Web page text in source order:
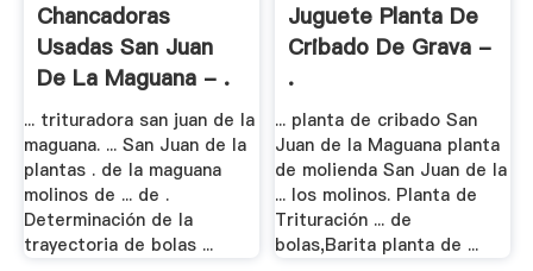
Chancadoras
Usadas San Juan
De La Maguana - .
... trituradora san juan de la
maguana. ... San Juan de la
plantas . de la maguana
molinos de ... de .
Determinación de la
trayectoria de bolas ...
Juguete Planta De
Cribado De Grava -
.
... planta de cribado San
Juan de la Maguana planta
de molienda San Juan de la
... los molinos. Planta de
Trituración ... de
bolas,Barita planta de ...